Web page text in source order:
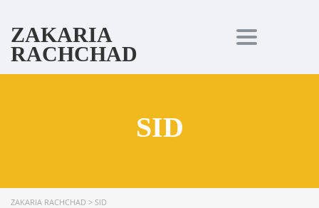
ZAKARIA
RACHCHAD
Toggle
SID
ZAKARIA RACHCHAD > SID